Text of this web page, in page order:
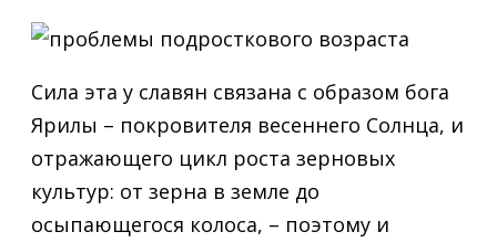
Сила эта у славян связана с образом бога
Ярилы – покровителя весеннего Солнца, и
отражающего цикл роста зерновых
культур: от зерна в земле до
осыпающегося колоса, – поэтому и